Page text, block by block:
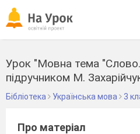
Урок "Мовна тема
підручником М.
Бібліотека Українська мова 3
Про матеріал